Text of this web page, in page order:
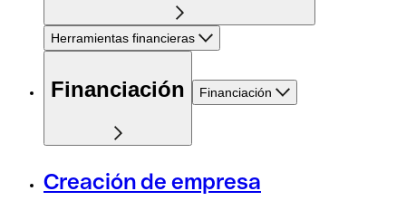
Herramientas financieras
Financiación Financiación
Creación de empresa